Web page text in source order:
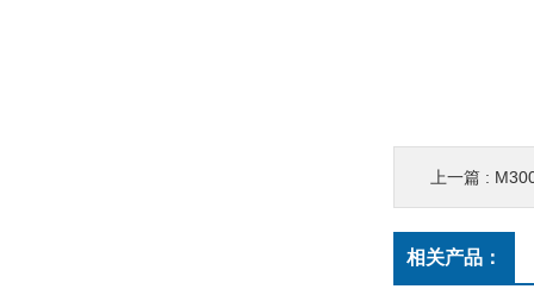
上一篇 :
相关产品：